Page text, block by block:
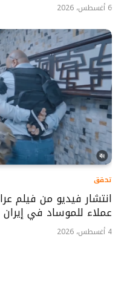
6 أغسطس، 2026
تحقق
انتشار فيديو من فيلم
عملاء للموساد في إيران
4 أغسطس، 2026